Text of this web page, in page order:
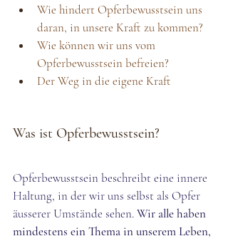
Wie hindert Opferbewusstsein uns
daran, in unsere Kraft zu kommen?
Wie können wir uns vom
Opferbewusstsein befreien?
Der Weg in die eigene Kraft
Was ist Opferbewusstsein?
Opferbewusstsein beschreibt eine innere
Haltung, in der wir uns selbst als Opfer
äusserer Umstände sehen. Wir alle haben
mindestens ein Thema in unserem Leben,